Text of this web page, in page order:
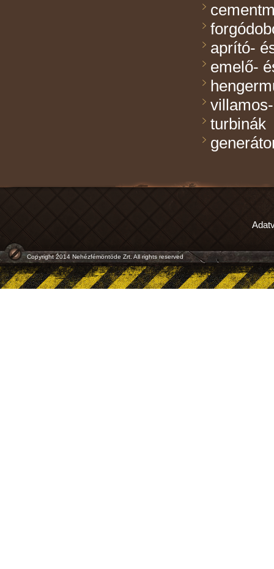
aprító-
emelő-
turbinák
Copyright 2014 Nehézfémöntöde Zrt. All rights reserved